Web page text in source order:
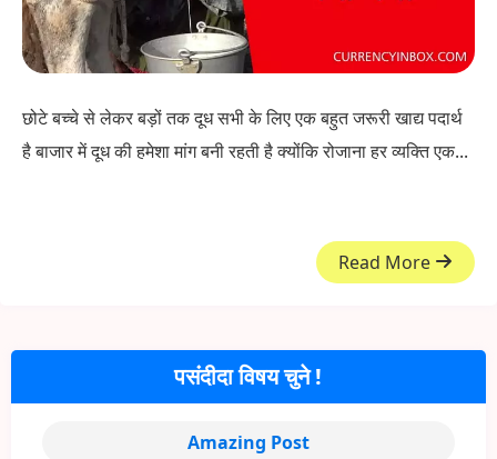
छोटे बच्चे से लेकर बड़ों तक दूध सभी के लिए एक बहुत जरूरी खाद्य पदार्थ
है बाजार में दूध की हमेशा मांग बनी रहती है क्योंकि रोजाना हर व्यक्ति एक...
Read More
पसंदीदा विषय चुने !
Amazing Post